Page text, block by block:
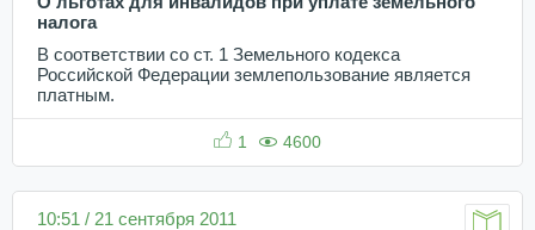
налога
В соответствии со ст. 1 Земельного кодекса
Российской Федерации землепользование является
платным.
1 4600
10:51 / 21 сентября 2011